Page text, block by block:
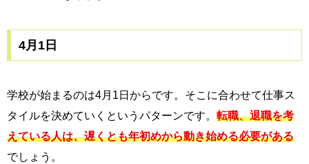
4月1日
学校が始まるのは4月1日からです。そこに合わせて仕事ス
タイルを決めていくというパターンです。 転職、退職を考
えている人は、遅くとも年初めから動き始める必要がある
でしょう。